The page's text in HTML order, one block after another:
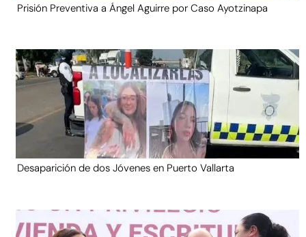
Prisión Preventiva a Ángel Aguirre por Caso Ayotzinapa
Desaparición de dos Jóvenes en Puerto Vallarta